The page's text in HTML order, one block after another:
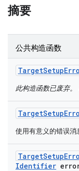
摘要
公共构造函数
TargetSetup
此构造函数已废弃。
TargetSetup
使用有意义的错误
TargetSetup
Identifier